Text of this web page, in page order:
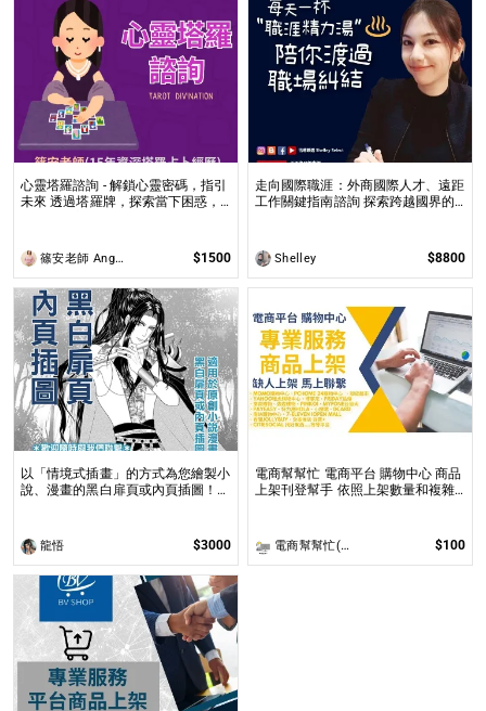
心靈塔羅諮詢 - 解鎖心靈密碼，指引
未來 透過塔羅牌，探索當下困惑，
篠安老師 Angel Yang $1500
走向國際職涯：外商國際人才、遠距
工作關鍵指南諮詢 探索跨越國界的
Shelley $8800
以「情境式插畫」的方式為您繪製小
說、漫畫的黑白扉頁或內頁插圖！
畫黑白扉頁或內頁插圖！
龍悟 $3000
電商幫幫忙 電商平台 購物中心 商品
上架刊登幫手 依照上架數量和複雜
電商幫幫忙(電商平台代營運/電商上架/運營策略/網路行銷) $100